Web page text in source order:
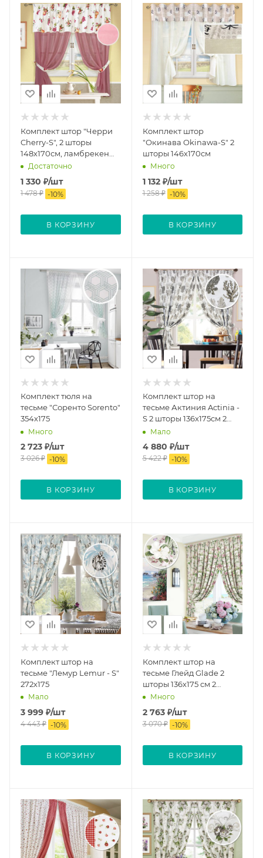
Комплект штор "Черри
Cherry-S", 2 шторы
148х170см, ламбрекен
252х48см, 2 подхвата
Достаточно
1 330 ₽/шт
1 478₽ -10%
В КОРЗИНУ
Комплект штор
"Окинава Okinawa-S" 2
шторы 146х170см
Много
1 132₽/шт
1 258₽ -10%
В КОРЗИНУ
Комплект тюля на
тесьме "Соренто Sorento"
354х175
Много
2 723 ₽/шт
3 026₽ -10%
В КОРЗИНУ
Комплект штор на
тесьме Актиния Actinia -
S 2 шторы 136x175см 2
подхвата
Мало
4 880 ₽/шт
5 422₽ -10%
В КОРЗИНУ
Комплект штор на
тесьме "Лемур Lemur - S"
272х175
Мало
3 999 ₽/шт
4 443₽ -10%
В КОРЗИНУ
Комплект штор на
тесьме Глейд Glade 2
шторы 136х175 см 2
подхвата
Много
2 763₽/шт
3 070₽ -10%
В КОРЗИНУ